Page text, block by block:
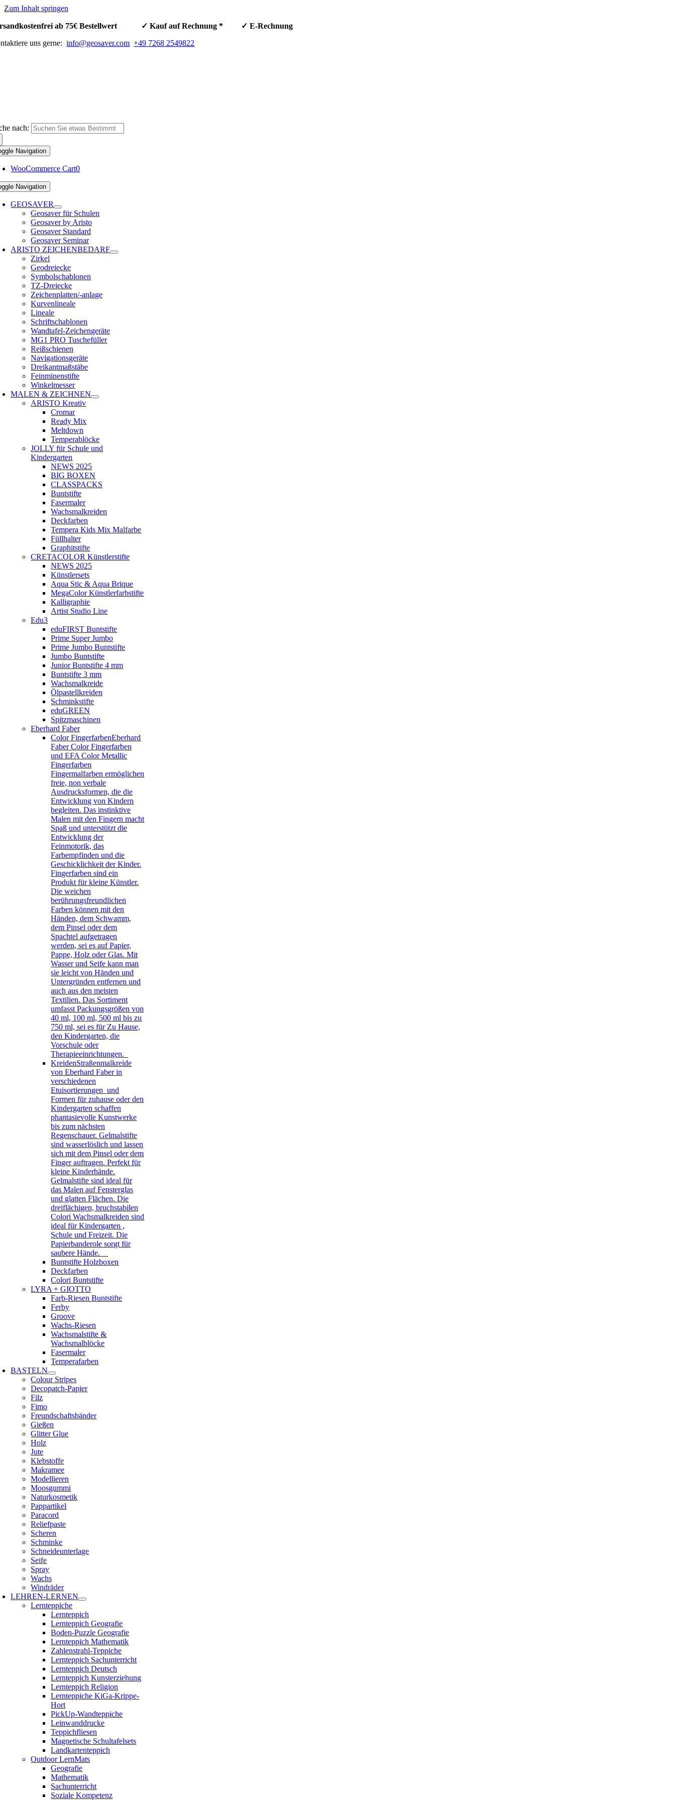
Zum Inhalt springen
ab 75€ Bestellwert ✓ Kauf auf Rechnung * ✓ E-Rechnung
uns gerne: info@geosaver.com +49 7268 2549822
nach:
Navigation
WooCommerce Cart0
Navigation
GEOSAVER
Geosaver für Schulen
Geosaver by Aristo
Geosaver Standard
Geosaver Seminar
ARISTO ZEICHENBEDARF
Zirkel
Geodreiecke
Symbolschablonen
TZ-Dreiecke
Zeichenplatten/-anlage
Kurvenlineale
Lineale
Schriftschablonen
Wandtafel-Zeichengeräte
MG1 PRO Tuschefüller
Reißschienen
Navigationsgeräte
Dreikantmaßstäbe
Feinminenstifte
Winkelmesser
MALEN & ZEICHNEN
ARISTO Kreativ
Cromar
Ready Mix
Meltdown
Temperablöcke
JOLLY für Schule und
Kindergarten
NEWS 2025
BIG BOXEN
CLASSPACKS
Buntstifte
Fasermaler
Wachsmalkreiden
Deckfarben
Tempera Kids Mix Malfarbe
Füllhalter
Graphitstifte
CRETACOLOR Künstlerstifte
NEWS 2025
Künstlersets
Aqua Stic & Aqua Brique
MegaColor Künstlerfarbstifte
Kalligraphie
Artist Studio Line
Edu3
eduFIRST Buntstifte
Prime Super Jumbo
Prime Jumbo Buntstifte
Jumbo Buntstifte
Junior Buntstifte 4 mm
Buntstifte 3 mm
Wachsmalkreide
Ölpastellkreiden
Schminkstifte
eduGREEN
Spitzmaschinen
Eberhard Faber
Color FingerfarbenEberhard
Faber Color Fingerfarben
und EFA Color Metallic
Fingerfarben
Fingermalfarben ermöglichen
freie, non verbale
Ausdrucksformen, die die
Entwicklung von Kindern
begleiten. Das instinktive
Malen mit den Fingern macht
Spaß und unterstützt die
Entwicklung der
Feinmotorik, das
Farbempfinden und die
Geschicklichkeit der Kinder.
Fingerfarben sind ein
Produkt für kleine Künstler.
Die weichen
berührungsfreundlichen
Farben können mit den
Händen, dem Schwamm,
dem Pinsel oder dem
Spachtel aufgetragen
werden, sei es auf Papier,
Pappe, Holz oder Glas. Mit
Wasser und Seife kann man
sie leicht von Händen und
Untergründen entfernen und
auch aus den meisten
Textilien. Das Sortiment
umfasst Packungsgrößen von
40 ml, 100 ml, 500 ml bis zu
750 ml, sei es für Zu Hause,
den Kindergarten, die
Vorschule oder
Therapieeinrichtungen.
KreidenStraßenmalkreide
von Eberhard Faber in
verschiedenen
Etuisortierungen und
Formen für zuhause oder den
Kindergarten schaffen
phantasievolle Kunstwerke
bis zum nächsten
Regenschauer. Gelmalstifte
sind wasserlöslich und lassen
sich mit dem Pinsel oder dem
Finger auftragen. Perfekt für
kleine Kinderhände.
Gelmalstifte sind ideal für
das Malen auf Fensterglas
und glatten Flächen. Die
dreiflächigen, bruchstabilen
Colori Wachsmalkreiden sind
ideal für Kindergarten ,
Schule und Freizeit. Die
Papierbanderole sorgt für
saubere Hände.
Buntstifte Holzboxen
Deckfarben
Colori Buntstifte
LYRA + GIOTTO
Farb-Riesen Buntstifte
Ferby
Groove
Wachs-Riesen
Wachsmalstifte &
Wachsmalblöcke
Fasermaler
Temperafarben
BASTELN
Colour Stripes
Decopatch-Papier
Filz
Fimo
Freundschaftsbänder
Gießen
Glitter Glue
Holz
Jute
Klebstoffe
Makramee
Modellieren
Moosgummi
Naturkosmetik
Pappartikel
Paracord
Reliefpaste
Scheren
Schminke
Schneideunterlage
Seife
Spray
Wachs
Windräder
LEHREN-LERNEN
Lernteppiche
Lernteppich
Lernteppich Geografie
Boden-Puzzle Geografie
Lernteppich Mathematik
Zahlenstrahl-Teppiche
Lernteppich Sachunterricht
Lernteppich Deutsch
Lernteppich Kunsterziehung
Lernteppich Religion
Lernteppiche KiGa-Krippe-
Hort
PickUp-Wandteppiche
Leinwanddrucke
Teppichfliesen
Magnetische Schultafelsets
Landkartenteppich
Outdoor LernMats
Geografie
Mathematik
Sachunterricht
Soziale Kompetenz